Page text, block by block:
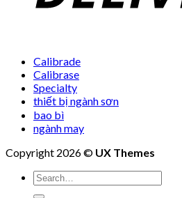
Calibrade
Calibrase
Specialty
thiết bị ngành sơn
bao bì
ngành may
Copyright 2026 © UX Themes
Search
for: